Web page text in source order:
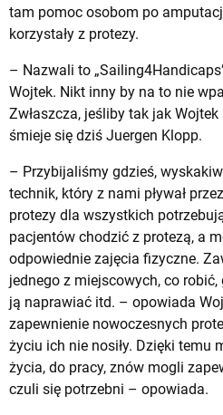
tam pomoc osobom po
korzystały z protezy.
– Nazwali to
Wojtek. Nikt inny by na to nie
Zwłaszcza, jeśliby tak jak
śmieje się dziś Juergen Klopp.
– Przybijaliśmy gdzieś,
technik, który z nami pływał
protezy dla wszystkich
pacjentów chodzić z protezą, a
odpowiednie zajęcia fizyczne.
jednego z miejscowych, co
ją naprawiać itd. – opowiada
zapewnienie nowoczesnych
życiu ich nie nosiły. Dzięki temu
życia, do pracy, znów mogli
czuli się potrzebni – opowiada.